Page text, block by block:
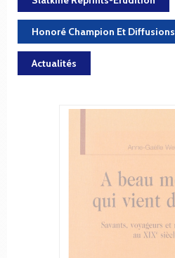
Honoré Champion Et Diffusions
Actualités